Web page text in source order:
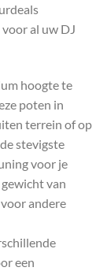
al uw DJ
hoogte te
poten in
terrein of op
stevigste
voor je
van
andere
een